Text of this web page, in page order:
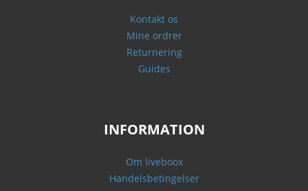
Kontakt os
Mine ordrer
Returnering
Guides
INFORMATION
Om liveboox
Handelsbetingelser